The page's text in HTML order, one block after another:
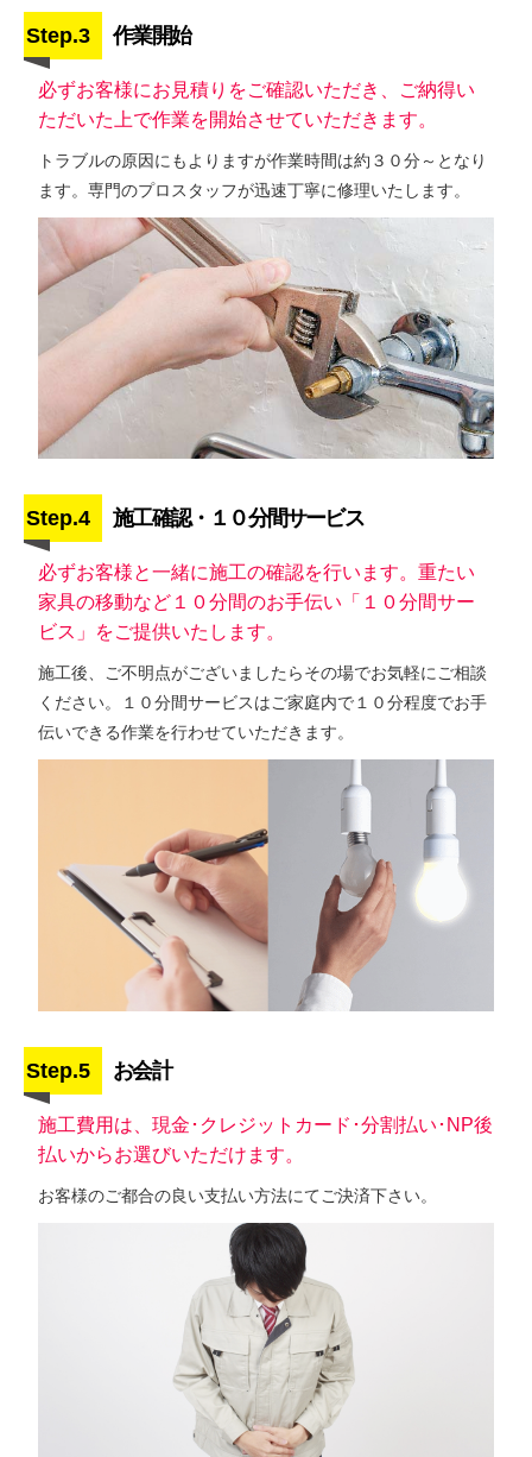
Step.3 作業開始
必ずお客様にお見積りをご確認いただき、ご納得い
ただいた上で作業を開始させていただきます。
トラブルの原因にもよりますが作業時間は約３０分～となり
ます。専門のプロスタッフが迅速丁寧に修理いたします。
Step.4 施工確認・１０分間サービス
必ずお客様と一緒に施工の確認を行います。重たい
家具の移動など１０分間のお手伝い「１０分間サー
ビス」をご提供いたします。
施工後、ご不明点がございましたらその場でお気軽にご相談
ください。１０分間サービスはご家庭内で１０分程度でお手
伝いできる作業を行わせていただきます。
Step.5 お会計
施工費用は、現金･クレジットカード･分割払い･NP後
払いからお選びいただけます。
お客様のご都合の良い支払い方法にてご決済下さい。